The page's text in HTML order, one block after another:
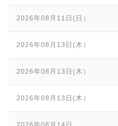
2026年08月11日(日）
2026年08月13日(木）
2026年08月13日(木）
2026年08月13日(木）